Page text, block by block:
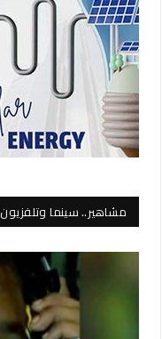
مشاهير.. سينما وتلفزيون